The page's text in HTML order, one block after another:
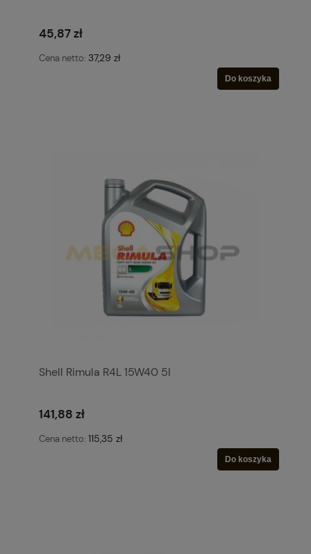
45,87 zł
Cena netto: 37,29 zł
Do koszyka
Shell Rimula R4L 15W40 5l
141,88 zł
Cena netto: 115,35 zł
Do koszyka